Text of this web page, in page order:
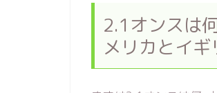
2.1オンスは
メリカとイ